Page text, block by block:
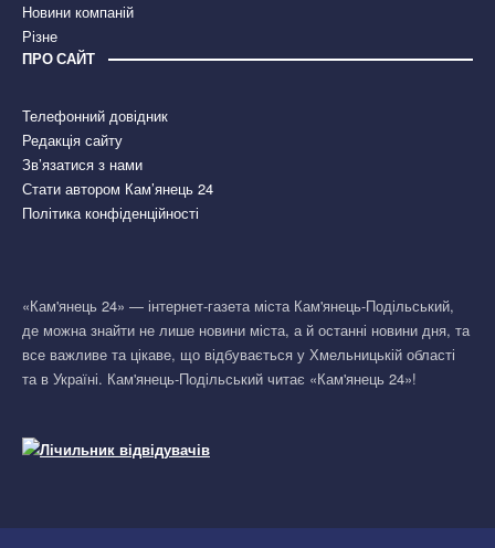
Новини компаній
Різне
ПРО САЙТ
Телефонний довідник
Редакція сайту
Зв’язатися з нами
Стати автором Кам’янець 24
Політика конфіденційності
«Кам'янець 24» — інтернет-газета міста Кам'янець-Подільський,
де можна знайти не лише новини міста, а й останні новини дня, та
все важливе та цікаве, що відбувається у Хмельницькій області
та в Україні. Кам'янець-Подільський читає «Кам'янець 24»!